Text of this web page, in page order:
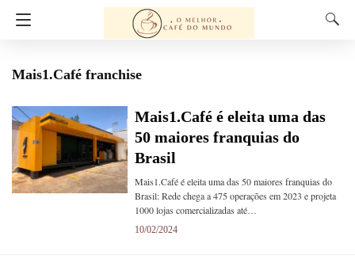
Mais1.Café franchise
Mais1.Café é eleita uma das
50 maiores franquias do
Brasil
Mais1.Café é eleita uma das 50 maiores franquias do
Brasil: Rede chega a 475 operações em 2023 e projeta
1000 lojas comercializadas até…
10/02/2024